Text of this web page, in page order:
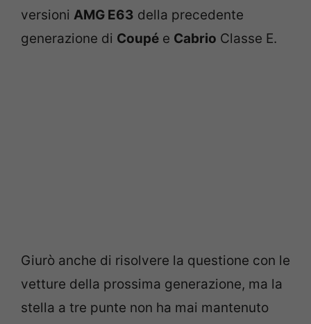
versioni AMG E63 della precedente
generazione di Coupé e Cabrio Classe E.
Giurò anche di risolvere la questione con le
vetture della prossima generazione, ma la
stella a tre punte non ha mai mantenuto